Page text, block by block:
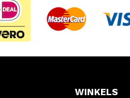
WINKELS